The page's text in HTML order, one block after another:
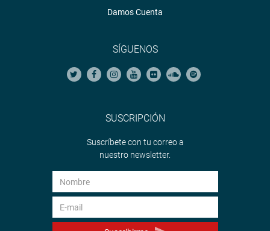
Damos Cuenta
SÍGUENOS
SUSCRIPCIÓN
Suscríbete con tu correo a
nuestro newsletter.